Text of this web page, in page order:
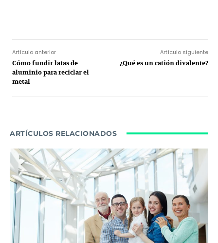
Artículo anterior
Cómo fundir latas de
aluminio para reciclar el
metal
Artículo siguiente
¿Qué es un catión divalente?
ARTÍCULOS RELACIONADOS